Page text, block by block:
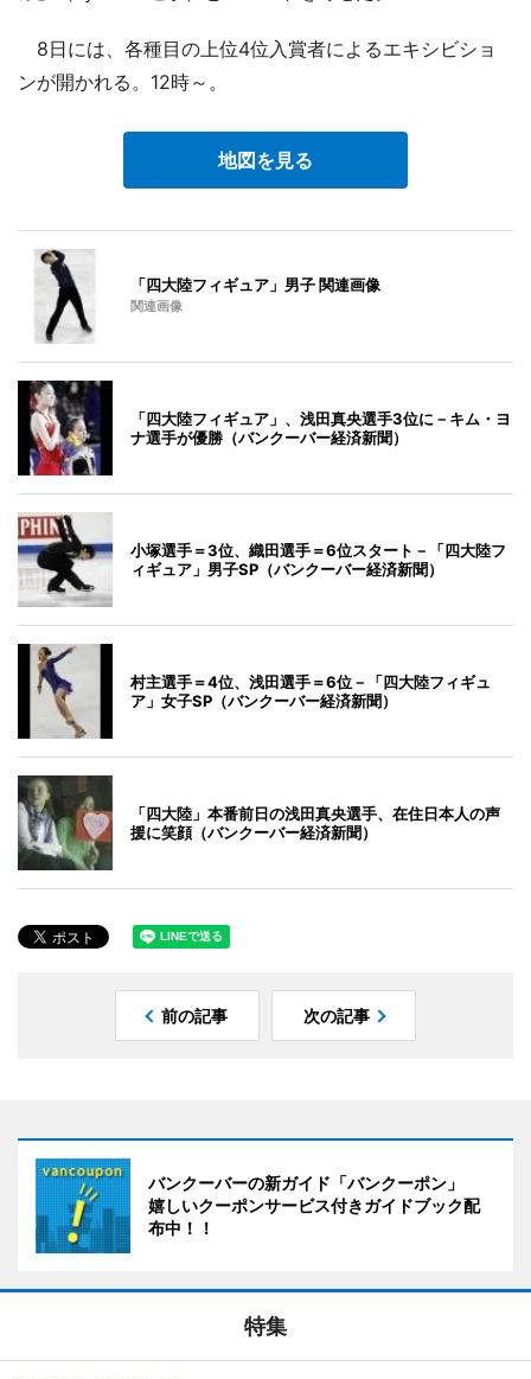
8日には、各種目の上位4位入賞者によるエキシビショ
ンが開かれる。12時～。
地図を見る
「四大陸フィギュア」男子 関連画像
関連画像
「四大陸フィギュア」、浅田真央選手3位に－キム・ヨ
ナ選手が優勝（バンクーバー経済新聞）
小塚選手＝3位、織田選手＝6位スタート－「四大陸フ
ィギュア」男子SP（バンクーバー経済新聞）
村主選手＝4位、浅田選手＝6位－「四大陸フィギュ
ア」女子SP（バンクーバー経済新聞）
「四大陸」本番前日の浅田真央選手、在住日本人の声
援に笑顔（バンクーバー経済新聞）
前の記事 次の記事
バンクーバーの新ガイド「バンクーポン」
嬉しいクーポンサービス付きガイドブック配
布中！！
特集